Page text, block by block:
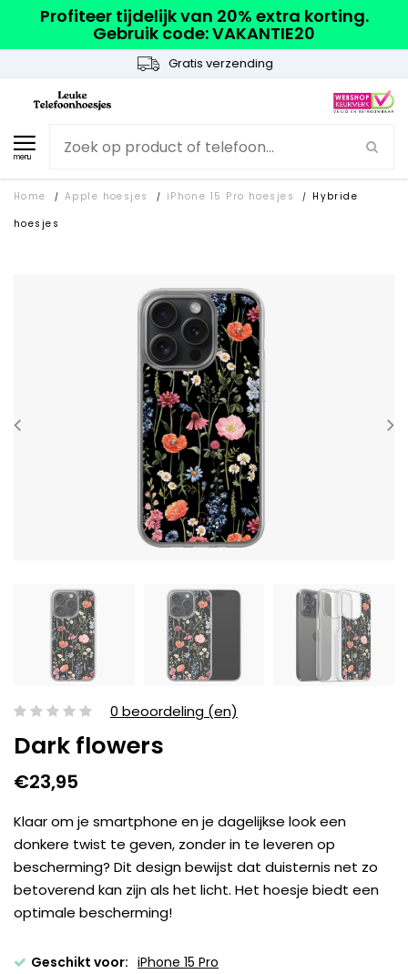
Profiteer tijdelijk van 20% extra korting.
Gebruik code: VAKANTIE20
Gratis verzending
menu
Home / Apple hoesjes / iPhone 15 Pro hoesjes /
Hybride
hoesjes
0 beoordeling (en)
Dark flowers
€23,95
Klaar om je smartphone en je dagelijkse look een
donkere twist te geven, zonder in te leveren op
bescherming? Dit design bewijst dat duisternis net zo
betoverend kan zijn als het licht. Het hoesje biedt een
optimale bescherming!
Geschikt voor: iPhone 15 Pro